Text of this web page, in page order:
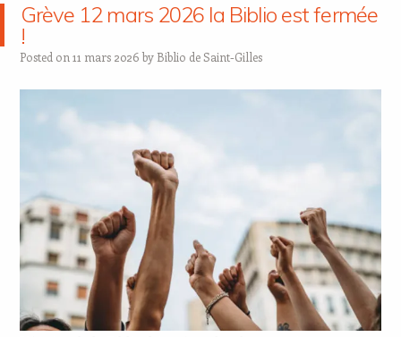
Grève 12 mars 2026 la Biblio est fermée
!
Posted on 11 mars 2026 by Biblio de Saint-Gilles